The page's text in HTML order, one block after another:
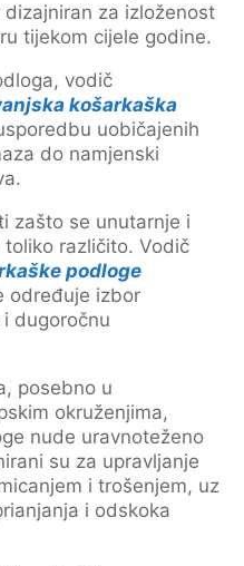
za izloženost
tijekom cijele godine.
vodič
košarkaška
uobičajenih
do namjenski
zašto se unutarnje i
različito. Vodič
podloge
određuje izbor
dugoročnu
posebno u
okruženjima,
nude uravnoteženo
su za upravljanje
i trošenjem, uz
i odskoka